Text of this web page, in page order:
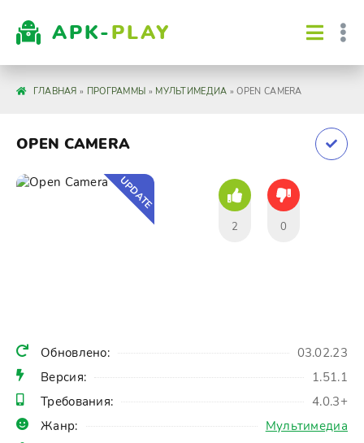
APK-PLAY
ГЛАВНАЯ » ПРОГРАММЫ » МУЛЬТИМЕДИА » OPEN CAMERA
OPEN CAMERA
Обновлено:
03.02.23
Версия:
1.51.1
Требования:
4.0.3+
Жанр:
Мультимедиа
UPDATE
2 0